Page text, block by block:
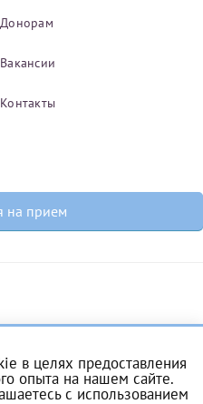
Донорам
Вакансии
Контакты
на прием
Telegram Max
в целях предоставления
опыта на нашем сайте.
с использованием